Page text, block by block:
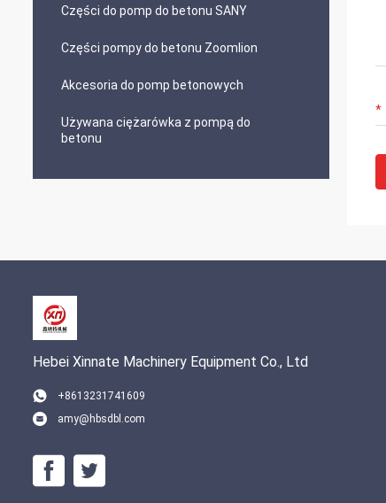
Części do pomp do betonu SANY
Części pompy do betonu Zoomlion
Akcesoria do pomp betonowych
Używana ciężarówka z pompą do
betonu
Hebei Xinnate Machinery Equipment Co., Ltd
+8613231741609
amy@hbsdbl.com